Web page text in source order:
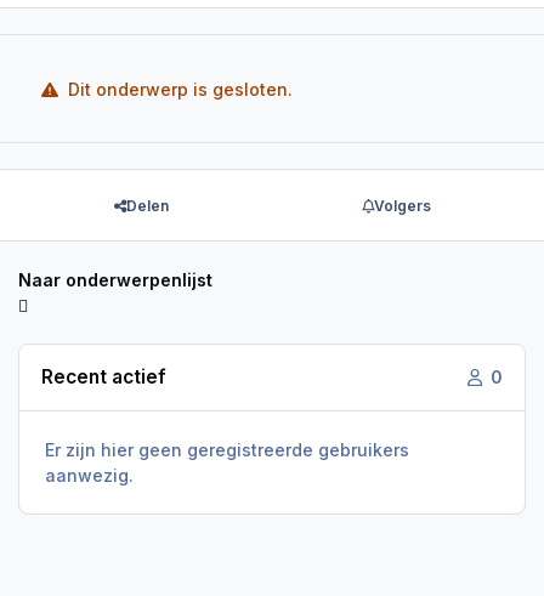
Dit onderwerp is gesloten.
Delen Volgers
Naar onderwerpenlijst
Recent actief 0
Er zijn hier geen geregistreerde gebruikers
aanwezig.